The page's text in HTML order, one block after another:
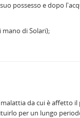
possesso e dopo
di Solari);
da cui è affetto
per un lungo